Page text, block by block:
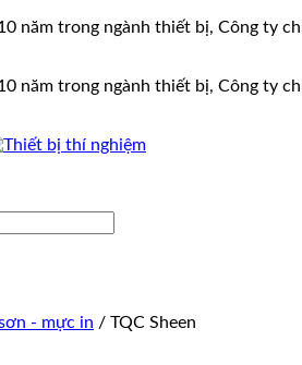
năm trong ngành thiết bị, Công ty
năm trong ngành thiết bị, Công ty
- mực in / TQC Sheen